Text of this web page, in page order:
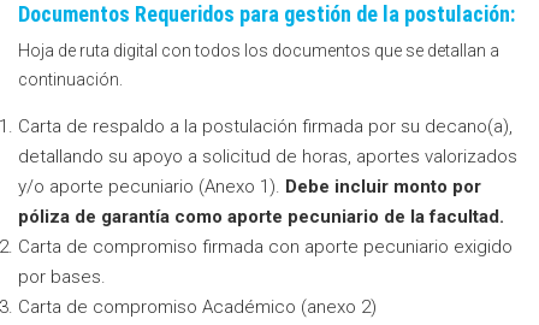
Documentos Requeridos para gestión de la postulación:
Hoja de ruta digital con todos los documentos que se detallan a
continuación.
Carta de respaldo a la postulación firmada por su decano(a),
detallando su apoyo a solicitud de horas, aportes valorizados
y/o aporte pecuniario (Anexo 1). Debe incluir monto por
póliza de garantía como aporte pecuniario de la facultad.
Carta de compromiso firmada con aporte pecuniario exigido
por bases.
Carta de compromiso Académico (anexo 2)